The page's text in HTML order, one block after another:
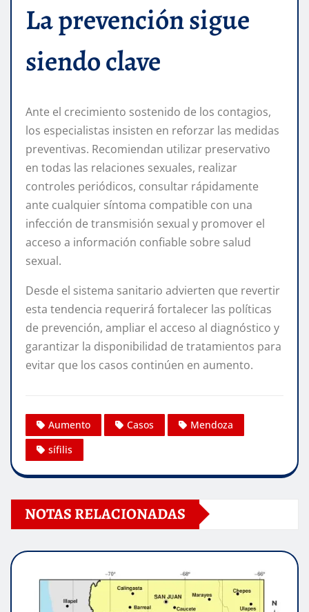
La prevención sigue
siendo clave
Ante el crecimiento sostenido de los contagios,
los especialistas insisten en reforzar las medidas
preventivas. Recomiendan utilizar preservativo
en todas las relaciones sexuales, realizar
controles periódicos, consultar rápidamente
ante cualquier síntoma compatible con una
infección de transmisión sexual y promover el
acceso a información confiable sobre salud
sexual.
Desde el sistema sanitario advierten que revertir
esta tendencia requerirá fortalecer las políticas
de prevención, ampliar el acceso al diagnóstico y
garantizar la disponibilidad de tratamientos para
evitar que los casos continúen en aumento.
Aumento Casos
Mendoza
sífilis
NOTAS RELACIONADAS